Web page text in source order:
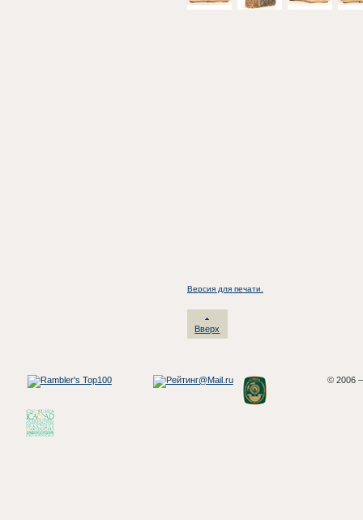
Версия для печати.
Вверх
© 2006